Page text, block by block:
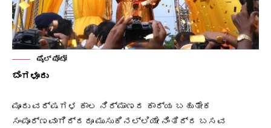
ಫೈಲ್ ಫೋಟೋ
ಬೆಂಗಳೂರು
ಮೂರು ವರ್ಷಗಳ ಕಾಲ ನಿರ್ಮಾಣದ ಕಾರ್ಯ ಬಹುತೇಕ
ಸಂಪೂರ್ಣವಾಗಿದ್ದರೂಮುಸುಕಿನಲ್ಲಿಯೇ ನಿಂತಿದ್ದ ಬಸವ